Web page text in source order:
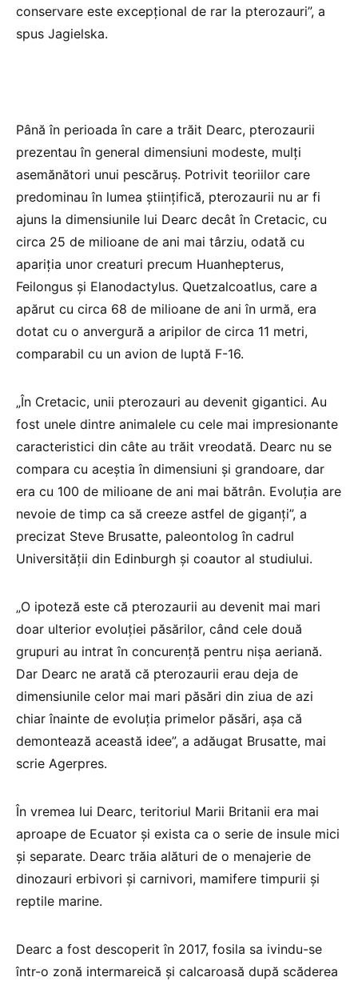
conservare este excepţional de rar la pterozauri”, a
spus Jagielska.
Până în perioada în care a trăit Dearc, pterozaurii
prezentau în general dimensiuni modeste, mulţi
asemănători unui pescăruş. Potrivit teoriilor care
predominau în lumea ştiinţifică, pterozaurii nu ar fi
ajuns la dimensiunile lui Dearc decât în Cretacic, cu
circa 25 de milioane de ani mai târziu, odată cu
apariţia unor creaturi precum Huanhepterus,
Feilongus şi Elanodactylus. Quetzalcoatlus, care a
apărut cu circa 68 de milioane de ani în urmă, era
dotat cu o anvergură a aripilor de circa 11 metri,
comparabil cu un avion de luptă F-16.
„În Cretacic, unii pterozauri au devenit gigantici. Au
fost unele dintre animalele cu cele mai impresionante
caracteristici din câte au trăit vreodată. Dearc nu se
compara cu aceştia în dimensiuni şi grandoare, dar
era cu 100 de milioane de ani mai bătrân. Evoluţia are
nevoie de timp ca să creeze astfel de giganţi”, a
precizat Steve Brusatte, paleontolog în cadrul
Universităţii din Edinburgh şi coautor al studiului.
„O ipoteză este că pterozaurii au devenit mai mari
doar ulterior evoluţiei păsărilor, când cele două
grupuri au intrat în concurenţă pentru nişa aeriană.
Dar Dearc ne arată că pterozaurii erau deja de
dimensiunile celor mai mari păsări din ziua de azi
chiar înainte de evoluţia primelor păsări, aşa că
demontează această idee”, a adăugat Brusatte, mai
scrie Agerpres.
În vremea lui Dearc, teritoriul Marii Britanii era mai
aproape de Ecuator şi exista ca o serie de insule mici
şi separate. Dearc trăia alături de o menajerie de
dinozauri erbivori şi carnivori, mamifere timpurii şi
reptile marine.
Dearc a fost descoperit în 2017, fosila sa ivindu-se
într-o zonă intermareică şi calcaroasă după scăderea